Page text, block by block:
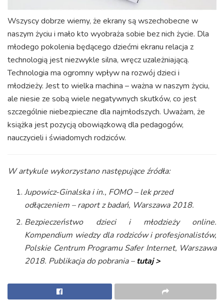
Wszyscy dobrze wiemy, że ekrany są wszechobecne w
naszym życiu i mało kto wyobraża sobie bez nich życie. Dla
młodego pokolenia będącego dziećmi ekranu relacja z
technologią jest niezwykle silna, wręcz uzależniającą.
Technologia ma ogromny wpływ na rozwój dzieci i
młodzieży. Jest to wielka machina – ważna w naszym życiu,
ale niesie ze sobą wiele negatywnych skutków, co jest
szczególnie niebezpieczne dla najmłodszych. Uważam, że
książka jest pozycją obowiązkową dla pedagogów,
nauczycieli i świadomych rodziców.
W artykule wykorzystano następujące źródła:
Jupowicz-Ginalska i in., FOMO – lek przed
odłączeniem – raport z badań, Warszawa 2018.
Bezpieczeństwo dzieci i młodzieży online.
Kompendium wiedzy dla rodziców i profesjonalistów,
Polskie Centrum Programu Safer Internet, Warszawa
2018. Publikacja do pobrania –tutaj >